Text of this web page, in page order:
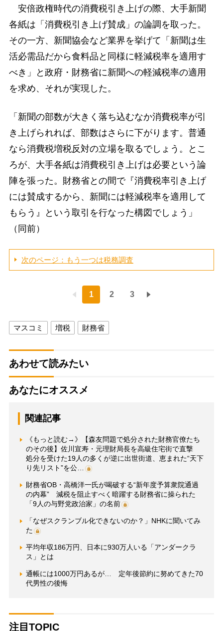
安倍政権時代の消費税引き上げの際、大手新聞
各紙は「消費税引き上げ賛成」の論調を取った。
その一方、新聞協会など業界を挙げて「新聞は生
活必需品だから食料品と同様に軽減税率を適用す
べき」と政府・財務省に新聞への軽減税率の適用
を求め、それが実現した。
「新聞の部数が大きく落ち込むなか消費税率が引
き上げられれば、部数はさらに下がります。普通
なら消費税増税反対の立場を取るでしょう。とこ
ろが、大手各紙は消費税引き上げは必要という論
陣を張った。財務省との間で『消費税率引き上げ
には賛成するから、新聞には軽減税率を適用して
もらう』という取引を行なった構図でしょう」
（同前）
次のページ：もう一つは税務調査
1 2 3
マスコミ 増税 財務省
あわせて読みたい
あなたにオススメ
関連記事
《もっと読む→》【森友問題で処分された財務官僚たち
のその後】佐川宣寿・元理財局長を高級住宅街で直撃
処分を受けた19人の多くが逆に出世街道、恵まれた“天下
り先リスト”を公…
財務省OB・高橋洋一氏が喝破する“新年度予算衆院通過
の内幕” 減税を阻止すべく暗躍する財務省に操られた
「9人の与野党政治家」の名前
「なぜスクランブル化できないのか？」NHKに聞いてみ
た
平均年収186万円、日本に930万人いる「アンダークラ
ス」とは
通帳には1000万円あるが… 定年後節約に努めてきた70
代男性の後悔
注目TOPIC